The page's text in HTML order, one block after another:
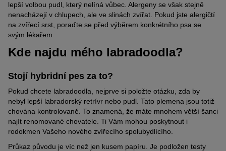
lepší volbou pudl, který nelíná vůbec. Alergeny se však stejně
nenacházejí v chlupech, ale ve slinách zvířat. Pokud jste alergičtí
na zvířecí srst, poraďte se před výběrem konkrétního psa se
svým lékařem.
Kde najdu mého labradoodla?
Stojí hybridní pes za to?
Pokud chcete labradoodla, nejprve si položte otázku, zda by
nebyl lepší labradorský retrívr nebo pudl. Tato plemena jsou totiž
chována kontrolovaně. To znamená, že máte mnohem větší šanci
najít renomované chovatele. Ti Vám mohou poskytnout i
rodokmen Vašeho nového zvířecího spolubydlícího.
Průkaz původu je víc než jen kusem papíru. Je podložen testy